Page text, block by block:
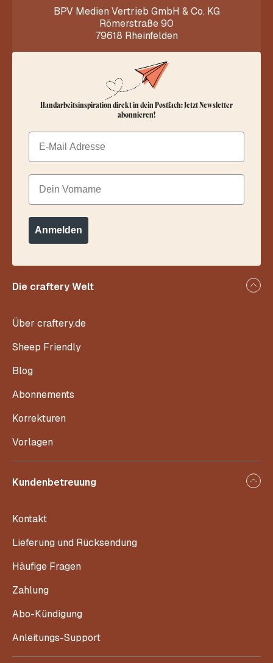
BPV Medien Vertrieb GmbH & Co. KG
Römerstraße 90
79618 Rheinfelden
Die craftery Welt
Über craftery.de
Sheep Friendly
Blog
Abonnements
Korrekturen
Vorlagen
Kundenbetreuung
Kontakt
Lieferung und Rücksendung
Häufige Fragen
Zahlung
Abo-Kündigung
Anleitungs-Support
Handarbeitsinspiration direkt in dein Postfach: Jetzt Newsletter
abonnieren!
Email
Dein Vorname
Anmelden